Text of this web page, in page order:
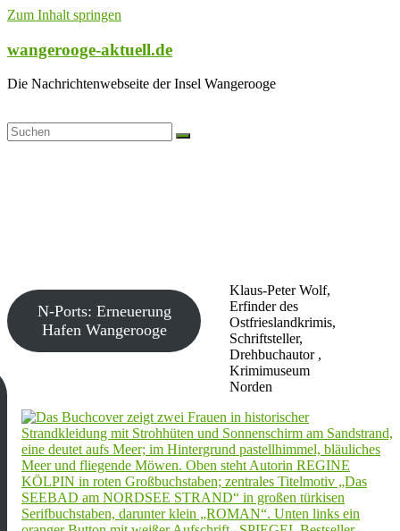
Zum Inhalt springen
wangerooge-aktuell.de
Die Nachrichtenwebseite der Insel Wangerooge
Klaus-Peter Wolf,
Erfinder des
Ostfrieslandkrimis,
Schriftsteller,
Drehbuchautor ,
Krimimuseum
Norden
N-Ports: Erneuerung
Hafen Wangerooge